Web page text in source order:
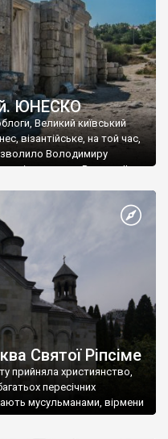
ЮНЕСКО
Великий київський
візантійське, на той час,
Володимиру
імператору Василю ІІ, та
Василем-християнином.
Херсонесу Таврійського
Святої Ріпсіме
прийняла християнство,
пересічних
мусульманами, вірмени